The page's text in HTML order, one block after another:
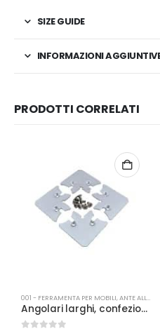
SIZE GUIDE
INFORMAZIONI
PRODOTTI CORRELATI
001 - FERRAMENTA PER MOBILI, ANTE ALLUMINIO
Angolari larghi, confezione 4 pezzi con 8 viti, acciaio zincato BL-4